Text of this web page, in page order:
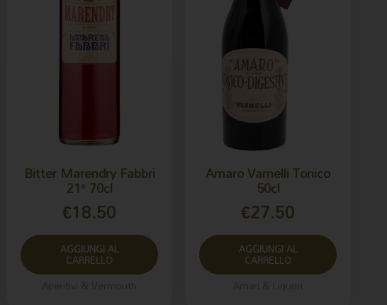
Bitter Marendry Fabbri
21° 70cl
€18.50
AGGIUNGI AL
CARRELLO
Amaro Varnelli Tonico
50cl
€27.50
AGGIUNGI AL
CARRELLO